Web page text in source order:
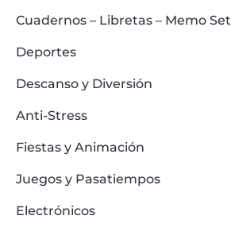
Cuadernos – Libretas – Memo Set
Deportes
Descanso y Diversión
Anti-Stress
Fiestas y Animación
Juegos y Pasatiempos
Electrónicos